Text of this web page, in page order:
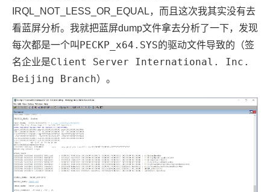
IRQL_NOT_LESS_OR_EQUAL，而且这次我其实没有去
看蓝屏分析。我就把蓝屏dump文件拿去分析了一下，发现
每次都是一个叫 PECKP_x64.SYS的驱动文件导致的（签
名企业是Client Server International. Inc.
Beijing Branch）。